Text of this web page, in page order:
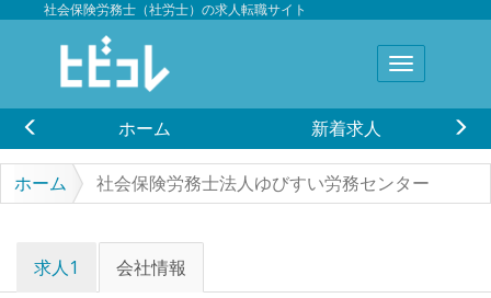
社会保険労務士（社労士）の求人転職サイト
ホーム 新着求人
ホーム 社会保険労務士法人ゆびすい労務センター
求人1 会社情報